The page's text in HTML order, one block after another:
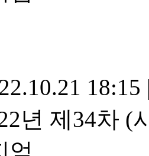
18:15
년 제34차 (
엄